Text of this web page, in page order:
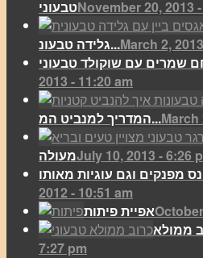
טבעוניNovember 20, 2013
גלידה טבעונ...March 2,
2013 - 11:20 am
המדריך למנביט המ...March
מעולהJuly 10, 2013 - 6:26
2012 - 10:51 am
אפיית פיתות
ממולא
7:27 pm